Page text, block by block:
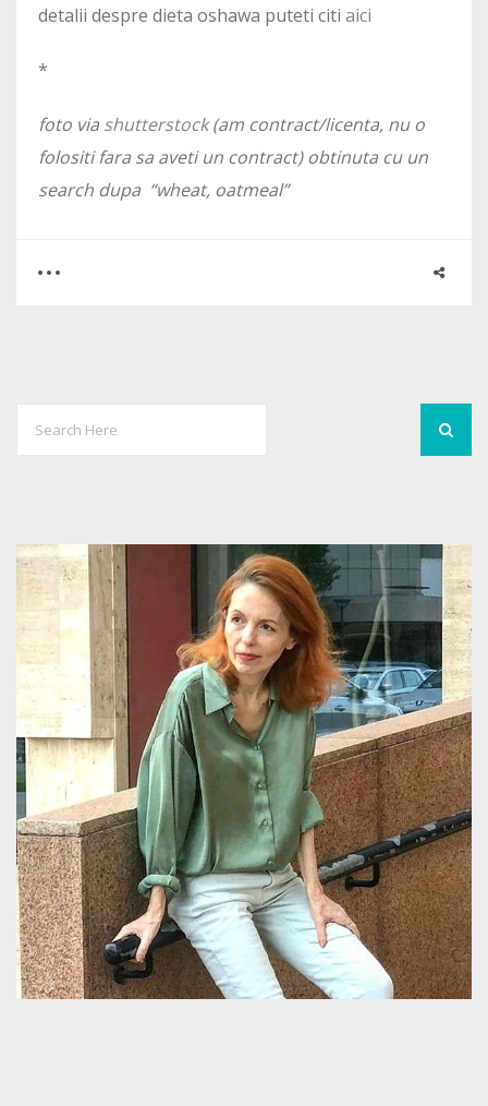
detalii despre dieta oshawa puteti citi aici
*
foto via shutterstock(am contract/licenta, nu o
folositi fara sa aveti un contract) obtinuta cu un
search dupa “wheat, oatmeal”